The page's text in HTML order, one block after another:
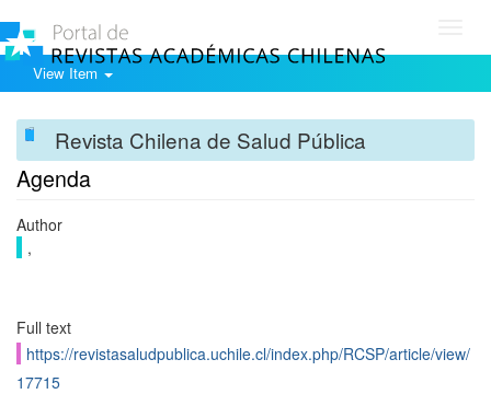
View Item
Revista Chilena de Salud Pública
Agenda
Author
,
Full text
https://revistasaludpublica.uchile.cl/index.php/RCSP/article/view/
17715